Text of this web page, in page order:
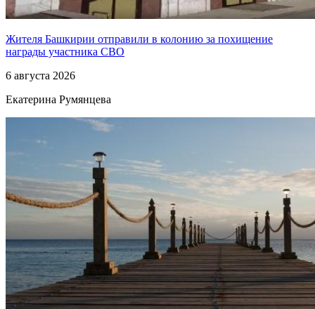
Жителя Башкирии отправили в колонию за похищение
награды участника СВО
6 августа 2026
Екатерина Румянцева